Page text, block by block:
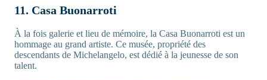
11. Casa Buonarroti
À la fois galerie et lieu de mémoire, la Casa Buonarroti est un
hommage au grand artiste. Ce musée, propriété des
descendants de Michelangelo, est dédié à la jeunesse de son
talent.